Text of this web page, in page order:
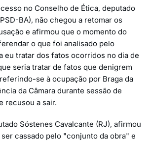
no Conselho de Ética, deputado
BA), não chegou a retomar os
e afirmou que o momento do
o que foi analisado pelo
eu tratar dos fatos ocorridos no dia de
seria tratar de fatos que denigrem
se à ocupação por Braga da
da Câmara durante sessão de
recusou a sair.
Sóstenes Cavalcante (RJ), afirmou
cassado pelo "conjunto da obra" e